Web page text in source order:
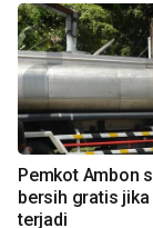
Pemkot Ambon
bersih gratis jika
terjadi